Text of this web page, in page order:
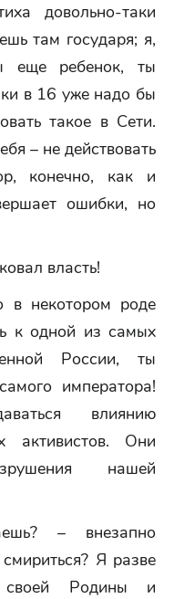
довольно-таки
там государя; я,
еще ребенок, ты
в 16 уже надо бы
такое в Сети.
– не действовать
конечно, как и
ошибки, но
власть!
некотором роде
к одной из самых
России, ты
императора!
влиянию
активистов. Они
нашей
– внезапно
Я разве
своей Родины и